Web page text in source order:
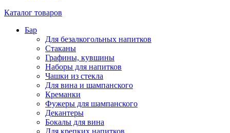
Каталог товаров
Бар
Для безалкогольных напитков
Стаканы
Графины, кувшины
Наборы для напитков
Чашки из стекла
Для вина и шампанского
Креманки
Фужеры для шампанского
Декантеры
Бокалы для вина
Для крепких напитков